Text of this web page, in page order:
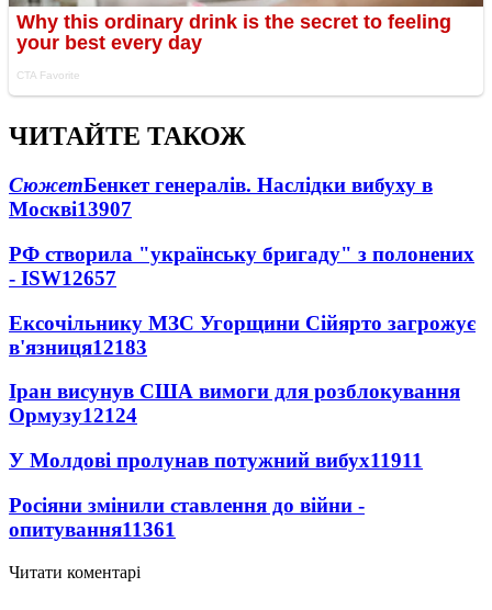
ЧИТАЙТЕ ТАКОЖ
СюжетБенкет генералів. Наслідки вибуху в
Москві13907
РФ створила "українську бригаду" з полонених
- ISW12657
Ексочільнику МЗС Угорщини Сійярто загрожує
в'язниця12183
Іран висунув США вимоги для розблокування
Ормузу12124
У Молдові пролунав потужний вибух11911
Росіяни змінили ставлення до війни -
опитування11361
Читати коментарі